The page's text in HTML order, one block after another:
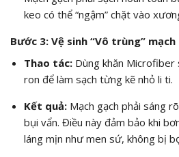
keo có thể “ngậm” chặt vào
Bước 3: Vệ sinh “Vô trùng” mạch
Thao tác:Dùng khăn Microfiber
ron để làm sạch từng kẽ nhỏ li ti.
Kết quả:Mạch gạch phải sáng
bụi vẩn. Điều này đảm bảo khi
láng mịn như men sứ, không bị